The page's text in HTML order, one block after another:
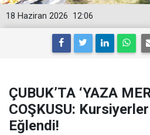
12:06
18 Haziran 2026
ÇUBUK’TA ‘YAZA
COŞKUSU:
Eğlendi!